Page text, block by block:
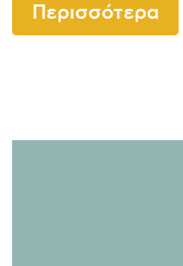
Περισσότερα